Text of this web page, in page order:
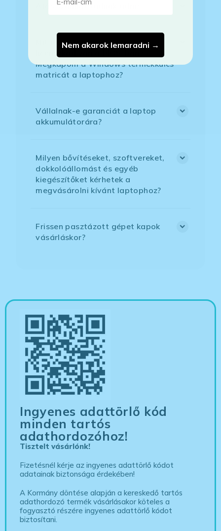
Áfás számlát tudnak adni?
Mit jelent az, hogy Windows
Megkapom a Windows termékkulcs
matricát a laptophoz?
Vállalnak-e garanciát a laptop
akkumulátorára?
Milyen bővítéseket, szoftvereket,
dokkolóállomást és egyéb
kiegészítőket kérhetek a
megvásárolni kívánt laptophoz?
Frissen pasztázott gépet kapok
vásárláskor?
Ingyenes adattörlő kód
minden tartós
adathordozóhoz!
Tisztelt vásárlónk!
Fizetésnél kérje az ingyenes adattörlő kódot
adatainak biztonsága érdekében!
A Kormány döntése alapján a kereskedő tartós
adathordozó termék vásárlásakor köteles a
fogyasztó részére ingyenes adattörlő kódot
biztosítani.
Nem akarok lemaradni →